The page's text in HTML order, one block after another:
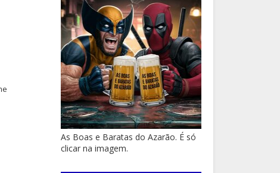
As Boas e Baratas do Azarão. É só
clicar na imagem.